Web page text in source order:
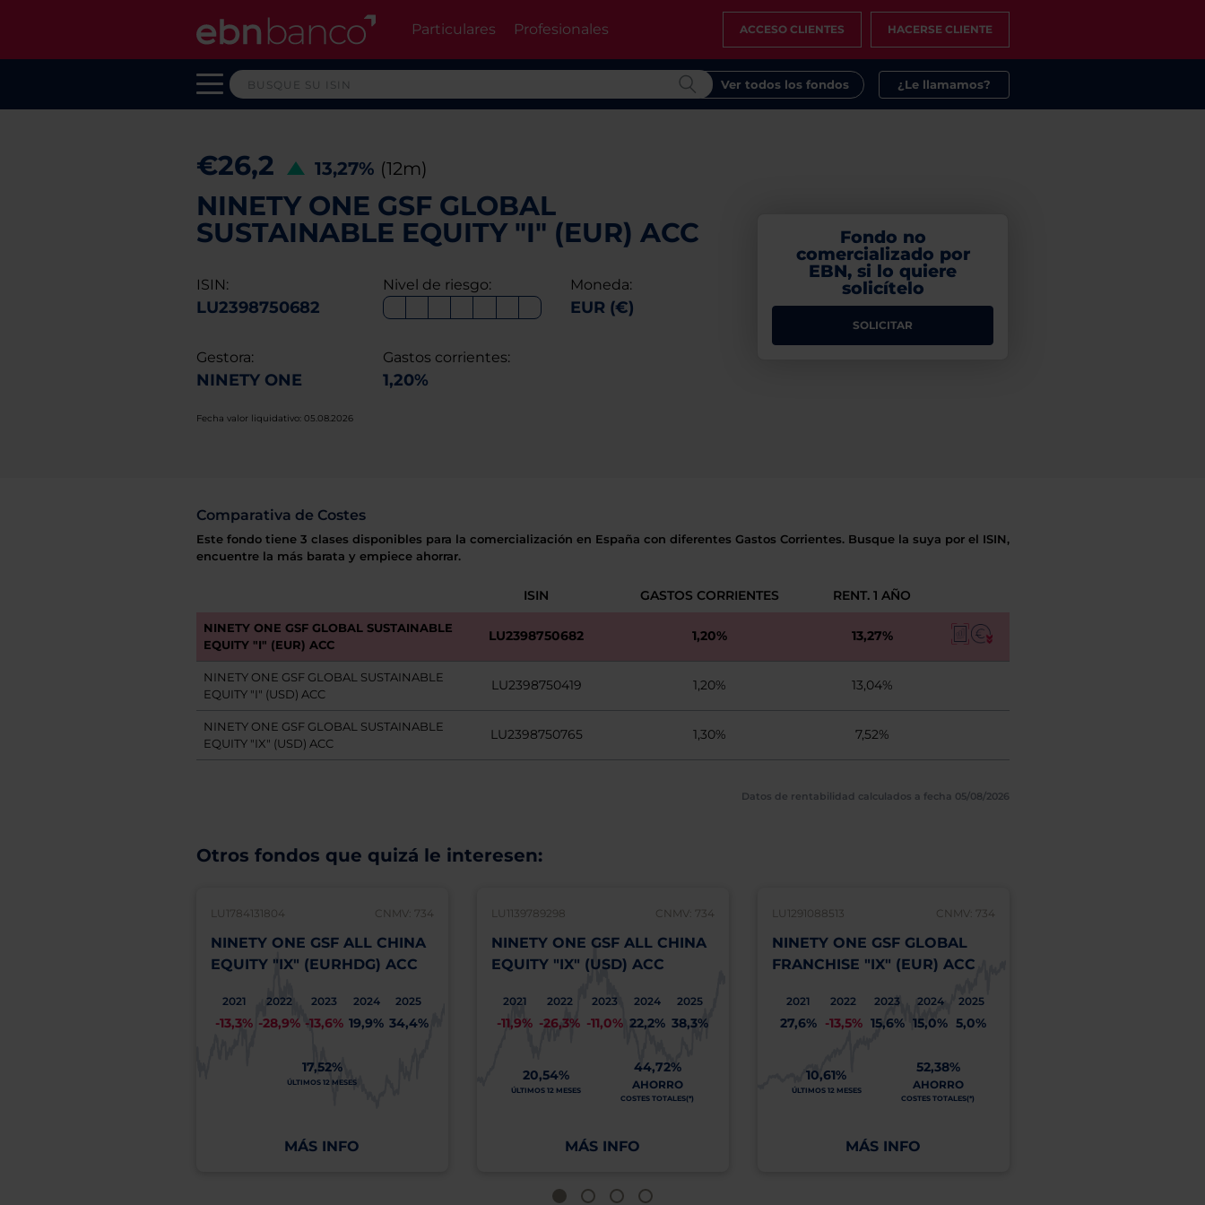
Particulares Profesionales ACCESO CLIENTES HACERSE CLIENTE
Ver todos los fondos ¿Le llamamos?
€26,2 13,27% (12m)
NINETY ONE GSF GLOBAL
SUSTAINABLE EQUITY "I" (EUR) ACC
ISIN:
LU2398750682
Nivel de riesgo: Moneda:
EUR (€)
Gestora:
NINETY ONE
Gastos corrientes:
1,20%
Fecha valor liquidativo: 05.08.2026
Fondo no
comercializado por
EBN, si lo quiere
solicítelo
SOLICITAR
Comparativa de Costes
Este fondo tiene 3 clases disponibles para la comercialización en España con diferentes Gastos Corrientes. Busque la suya por el ISIN,
encuentre la más barata y empiece ahorrar.
ISIN GASTOS CORRIENTES RENT. 1 AÑO
NINETY ONE GSF GLOBAL SUSTAINABLE
EQUITY "I" (EUR) ACC
LU2398750682 1,20% 13,27%
NINETY ONE GSF GLOBAL SUSTAINABLE
EQUITY "I" (USD) ACC
LU2398750419 1,20% 13,04%
NINETY ONE GSF GLOBAL SUSTAINABLE
EQUITY "IX" (USD) ACC
LU2398750765 1,30% 7,52%
Datos de rentabilidad calculados a fecha 05/08/2026
Otros fondos que quizá le interesen:
LU1784131804 CNMV: 734
NINETY ONE GSF ALL CHINA
EQUITY "IX" (EURHDG) ACC
2021
-13,3%
2022
-28,9%
2023
-13,6%
2024
19,9%
2025
34,4%
17,52%
ÚLTIMOS 12 MESES
MÁS INFO
LU1139789298 CNMV: 734
NINETY ONE GSF ALL CHINA
EQUITY "IX" (USD) ACC
2021
-11,9%
2022
-26,3%
2023
-11,0%
2024
22,2%
2025
38,3%
20,54%
ÚLTIMOS 12 MESES
44,72%
AHORRO
COSTES TOTALES(*)
MÁS INFO
LU1291088513 CNMV: 734
NINETY ONE GSF GLOBAL
FRANCHISE "IX" (EUR) ACC
2021
27,6%
2022
-13,5%
2023
15,6%
2024
15,0%
2025
5,0%
10,61%
ÚLTIMOS 12 MESES
52,38%
AHORRO
COSTES TOTALES(*)
MÁS INFO